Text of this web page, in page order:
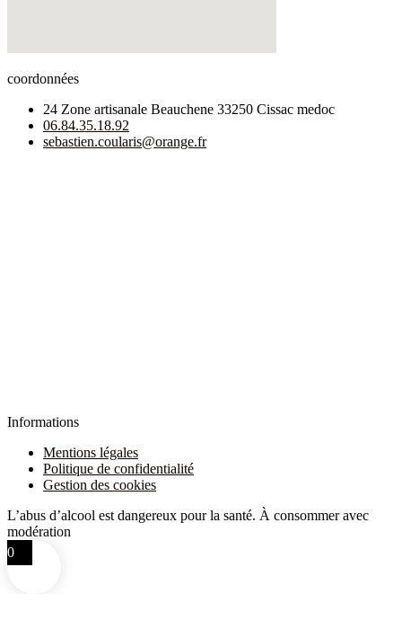
coordonnées
24 Zone artisanale Beauchene 33250 Cissac medoc
06.84.35.18.92
sebastien.coularis@orange.fr
Informations
Mentions légales
Politique de confidentialité
Gestion des cookies
L’abus d’alcool est dangereux pour la santé. À consommer avec
modération
0